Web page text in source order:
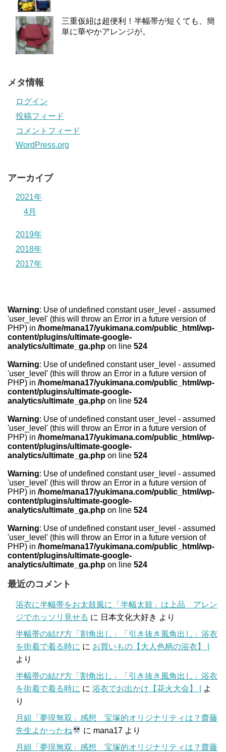
三重仮紐は超便利！半幅帯が短くても、簡
単に華やかアレンジが。
メタ情報
ログイン
投稿フィード
コメントフィード
WordPress.org
アーカイブ
2021年
4月
2019年
2018年
2017年
Warning: Use of undefined constant user_level - assumed
'user_level' (this will throw an Error in a future version of
PHP) in /home/mana17/yukimana.com/public_html/wp-
content/plugins/ultimate-google-
analytics/ultimate_ga.php on line 524
Warning: Use of undefined constant user_level - assumed
'user_level' (this will throw an Error in a future version of
PHP) in /home/mana17/yukimana.com/public_html/wp-
content/plugins/ultimate-google-
analytics/ultimate_ga.php on line 524
Warning: Use of undefined constant user_level - assumed
'user_level' (this will throw an Error in a future version of
PHP) in /home/mana17/yukimana.com/public_html/wp-
content/plugins/ultimate-google-
analytics/ultimate_ga.php on line 524
Warning: Use of undefined constant user_level - assumed
'user_level' (this will throw an Error in a future version of
PHP) in /home/mana17/yukimana.com/public_html/wp-
content/plugins/ultimate-google-
analytics/ultimate_ga.php on line 524
Warning: Use of undefined constant user_level - assumed
'user_level' (this will throw an Error in a future version of
PHP) in /home/mana17/yukimana.com/public_html/wp-
content/plugins/ultimate-google-
analytics/ultimate_ga.php on line 524
最近のコメント
浴衣に半幅帯をお太鼓風に「半幅太鼓」は上品 アレン
ジでホッソリ見せる に 日本文化大好き より
半幅帯の結び方「割角出し」「引き抜き風角出し」浴衣
を街着で着る時に に お買いもの【大人色柄の浴衣】 |
より
半幅帯の結び方「割角出し」「引き抜き風角出し」浴衣
を街着で着る時に に 浴衣でお出かけ【花火大会】 |
よ
り
月組「夢現無双」感想 宝塚的オリジナリティは？齋藤
先生よかったね
に mana17 より
月組「夢現無双」感想 宝塚的オリジナリティは？齋藤